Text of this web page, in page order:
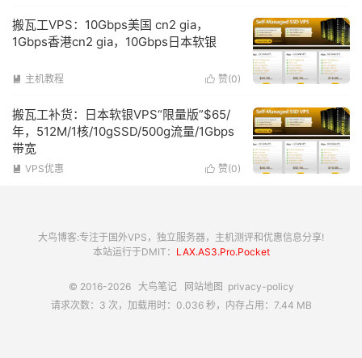
搬瓦工VPS：10Gbps美国 cn2 gia，
1Gbps香港cn2 gia，10Gbps日本软银
 赞(0)
 主机教程
搬瓦工补货：日本软银VPS“限量版”$65/
年，512M/1核/10gSSD/500g流量/1Gbps
带宽
 赞(0)
 VPS优惠
大鸟博客:专注于国外VPS，独立服务器，主机测评和优惠信息分享!
本站运行于DMIT： LAX.AS3.Pro.Pocket
© 2016-2026 大鸟笔记 网站地图 privacy-policy
请求次数：3 次，加载用时：0.036 秒，内存占用：7.44 MB